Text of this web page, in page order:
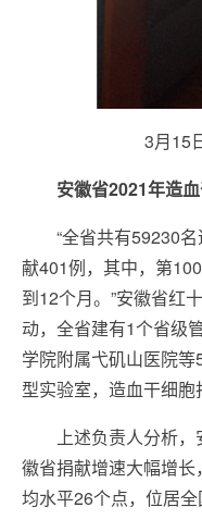
3月15
安徽省2021年造
“全省共有59230
献401例，其中，第
到12个月。”安徽省红
动，全省建有1个省级
学院附属弋矶山医院
型实验室，造血干细胞
上述负责人分析
徽省捐献增速大幅增
均水平26个点，位居